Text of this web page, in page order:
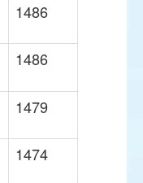
1486
1486
1479
1474